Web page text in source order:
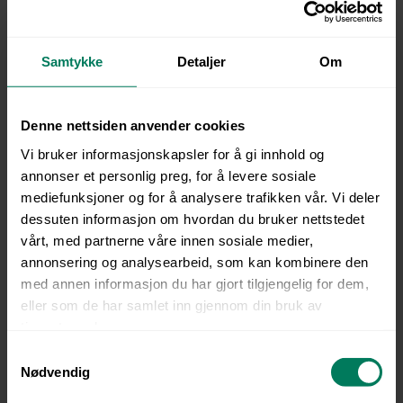
Samtykke Detaljer Om
Denne nettsiden anvender cookies
Vi bruker informasjonskapsler for å gi innhold og
annonser et personlig preg, for å levere sosiale
mediefunksjoner og for å analysere trafikken vår. Vi deler
dessuten informasjon om hvordan du bruker nettstedet
vårt, med partnerne våre innen sosiale medier,
annonsering og analysearbeid, som kan kombinere den
med annen informasjon du har gjort tilgjengelig for dem,
eller som de har samlet inn gjennom din bruk av
Nødvendig